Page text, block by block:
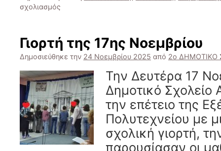
σχολιασμός
την
Παγκόσμια
Ημέρα
με
Αναπηρία
Γιορτή της 17ης Νοεμβρίου
Δημοσιεύθηκε την 24 Νοεμβρίου 2025 από 2ο ΔΗΜΟΤΙΚΟ
Την Δευτέρα 17
Δημοτικό Σχολείο
την επέτειο της
Πολυτεχνείου με
σχολική γιορτή,
παρουσίασαν οι